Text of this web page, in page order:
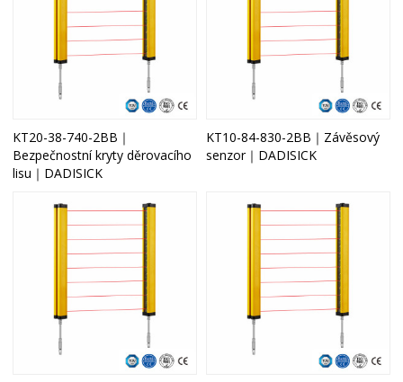
KT20-38-740-2BB｜
Bezpečnostní kryty děrovacího
lisu｜DADISICK
KT10-84-830-2BB｜Závěsový
senzor｜DADISICK